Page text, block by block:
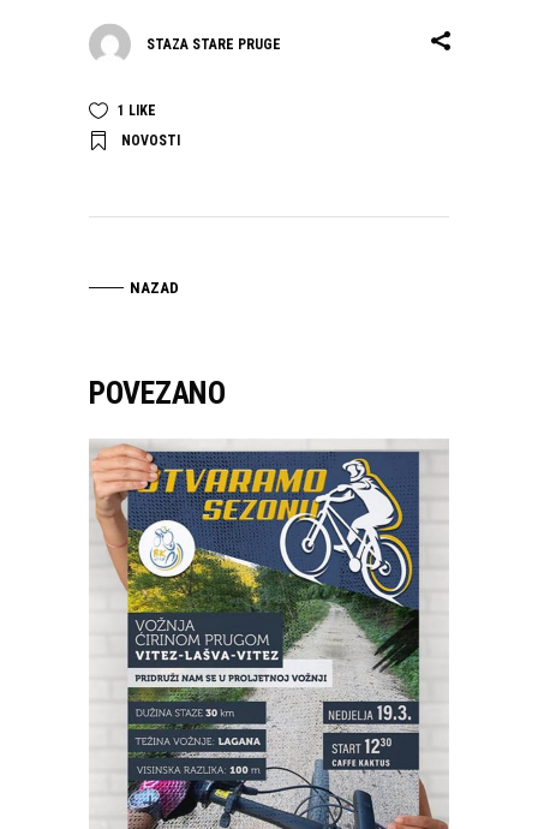
STAZA STARE PRUGE
1 LIKE
NOVOSTI
NAZAD
POVEZANO